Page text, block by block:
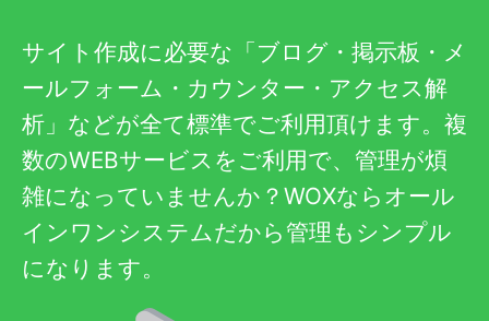
サイト作成に必要な「ブログ・掲示板・メ
ールフォーム・カウンター・アクセス解
析」などが全て標準でご利用頂けます。複
数のWEBサービスをご利用で、管理が煩
雑になっていませんか？WOXならオール
インワンシステムだから管理もシンプル
になります。